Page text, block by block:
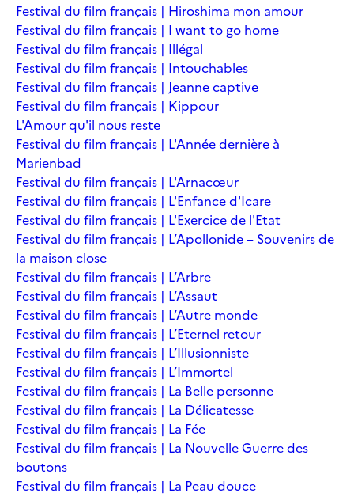
Festival du film français | Hiroshima mon amour
Festival du film français | I want to go home
Festival du film français | Illégal
Festival du film français | Intouchables
Festival du film français | Jeanne captive
Festival du film français | Kippour
L'Amour qu'il nous reste
Festival du film français | L'Année dernière à
Marienbad
Festival du film français | L'Arnacœur
Festival du film français | L'Enfance d'Icare
Festival du film français | L'Exercice de l'Etat
Festival du film français | L’Apollonide – Souvenirs de
la maison close
Festival du film français | L’Arbre
Festival du film français | L’Assaut
Festival du film français | L’Autre monde
Festival du film français | L’Eternel retour
Festival du film français | L’Illusionniste
Festival du film français | L’Immortel
Festival du film français | La Belle personne
Festival du film français | La Délicatesse
Festival du film français | La Fée
Festival du film français | La Nouvelle Guerre des
boutons
Festival du film français | La Peau douce